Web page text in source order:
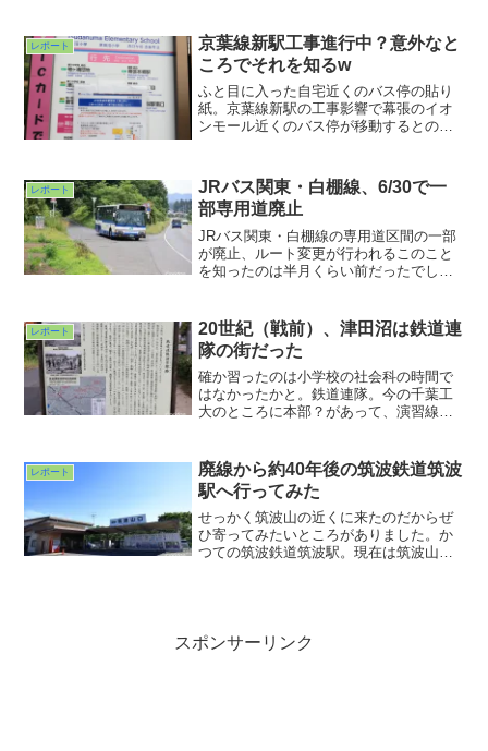
このマークがありました。線路と２本の
斧？下の方に目を移すとこんな銘板があ
りました。
レポート
京葉線新駅工事進行中？意外なと
ころでそれを知るw
ふと目に入った自宅近くのバス停の貼り
紙。京葉線新駅の工事影響で幕張のイオ
ンモール近くのバス停が移動するとの案
と目がいってしまいますね(^ ^;;新駅予定
地からは遥か離れたこの場所。意外なと
ころで意外な情報に触れることができた
日曜日の近所散歩でした。
レポート
JRバス関東・白棚線、6/30で一
部専用道廃止
JRバス関東・白棚線の専用道区間の一部
が廃止、ルート変更が行われるこのこと
を知ったのは半月くらい前だったでしょ
レポート
20世紀（戦前）、津田沼は鉄道連
隊の街だった
確か習ったのは小学校の社会科の時間で
はなかったかと。鉄道連隊。今の千葉工
大のところに本部？があって、演習線の
大久保近辺を歩いて案内板にそのことを
思い出させられました。津田沼は今も鉄
道が発達している街ですが、その礎の一
旦を学んだ気がしました。
レポート
廃線から約40年後の筑波鉄道筑波
駅へ行ってみた
せっかく筑波山の近くに来たのだからぜ
ひ寄ってみたいところがありました。か
つての筑波鉄道筑波駅。現在は筑波山口
スポンサーリンク